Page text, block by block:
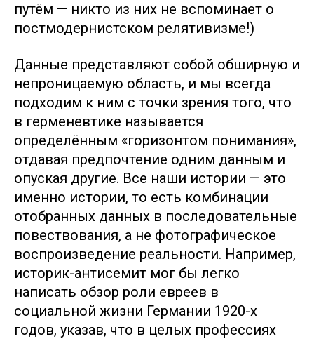
путём — никто из них не вспоминает о
постмодернистском релятивизме!)
Данные представляют собой обширную и
непроницаемую область, и мы всегда
подходим к ним с точки зрения того, что
в герменевтике называется
определённым «горизонтом понимания»,
отдавая предпочтение одним данным и
опуская другие. Все наши истории — это
именно истории, то есть комбинации
отобранных данных в последовательные
повествования, а не фотографическое
воспроизведение реальности. Например,
историк-антисемит мог бы легко
написать обзор роли евреев в
социальной жизни Германии 1920-х
годов, указав, что в целых профессиях